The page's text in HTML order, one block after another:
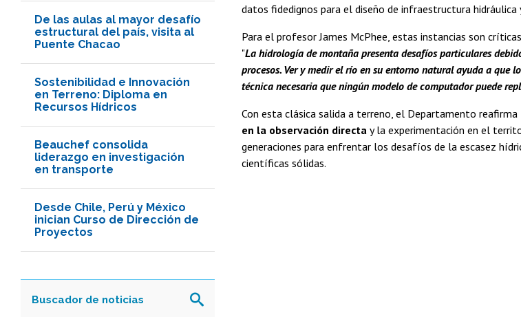
De las aulas al mayor desafío
estructural del país, visita al
Puente Chacao
Sostenibilidad e Innovación
en Terreno: Diploma en
Recursos Hídricos
Beauchef consolida
liderazgo en investigación
en transporte
Desde Chile, Perú y México
inician Curso de Dirección de
Proyectos
datos fidedignos para el diseño de infraestructura hidráulica
Para el profesor James McPhee, estas instancias son
"La hidrología de montaña presenta desafíos particulares
procesos. Ver y medir el río en su entorno natural ayuda a que
técnica necesaria que ningún modelo de computador puede
Con esta clásica salida a terreno, el Departamento
en la observación directa y la experimentación en el
generaciones para enfrentar los desafíos de la escasez
científicas sólidas.